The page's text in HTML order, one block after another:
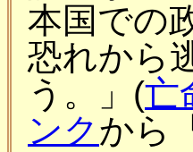
本国での
恐れから
う。」(亡
ンクから